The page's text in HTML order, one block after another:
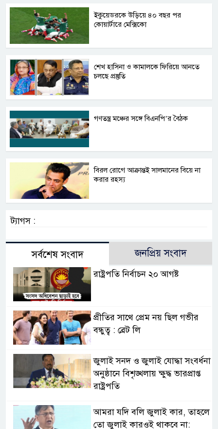
ইকুয়েডরকে উড়িয়ে ৪০ বছর পর
কোয়ার্টারে মেক্সিকো
শেখ হাসিনা ও কামালকে ফিরিয়ে আনতে
চলছে প্রস্তুতি
গণতন্ত্র মঞ্চের সঙ্গে বিএনপি’র বৈঠক
বিরল রোগে আক্রান্তই সালমানের বিয়ে না
করার রহস্য
ট্যাগস :
সর্বশেষ সংবাদ জনপ্রিয় সংবাদ
রাষ্ট্রপতি নির্বাচন ২০ আগষ্ট
প্রীতির সাথে প্রেম নয় ছিল গভীর
বন্ধুত্ব : ব্রেট লি
জুলাই সনদ ও জুলাই যোদ্ধা সংবর্ধনা
অনুষ্ঠানে বিশৃঙ্খলায় ক্ষুদ্ধ ভারপ্রাপ্ত
রাষ্ট্রপতি
আমরা যদি বলি জুলাই কার, তাহলে
তো জুলাই কারওই থাকবে না: